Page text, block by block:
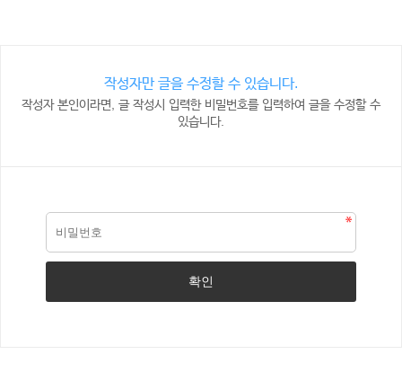
작성자만 글을 수정할 수 있습니다.
작성자 본인이라면, 글 작성시 입력한 비밀번호를 입력하여 글을 수정할 수
있습니다.